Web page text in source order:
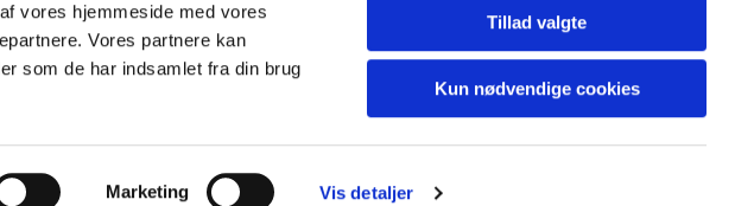
vores hjemmeside med vores
Vores partnere kan
som de har indsamlet fra din brug
Marketing Vis detaljer
Tillad valgte
Kun nødvendige cookies